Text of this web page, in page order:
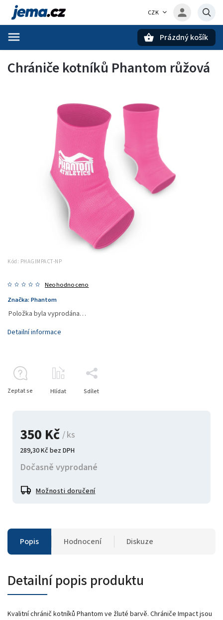
CZK
Prázdný košík
Chrániče kotníků Phantom růžová
Kód: PHAGIMPACT-NP
Neohodnoceno
Značka: Phantom
350 Kč / ks
289,30 Kč bez DPH
Dočasně vyprodané
Možnosti doručení
Položka byla vyprodána…
Detailní informace
Zeptat se Hlídat Sdílet
Popis Hodnocení Diskuze
Detailní popis produktu
Kvalitní chránič kotníků Phantom ve žluté barvě. Chrániče Impact jsou